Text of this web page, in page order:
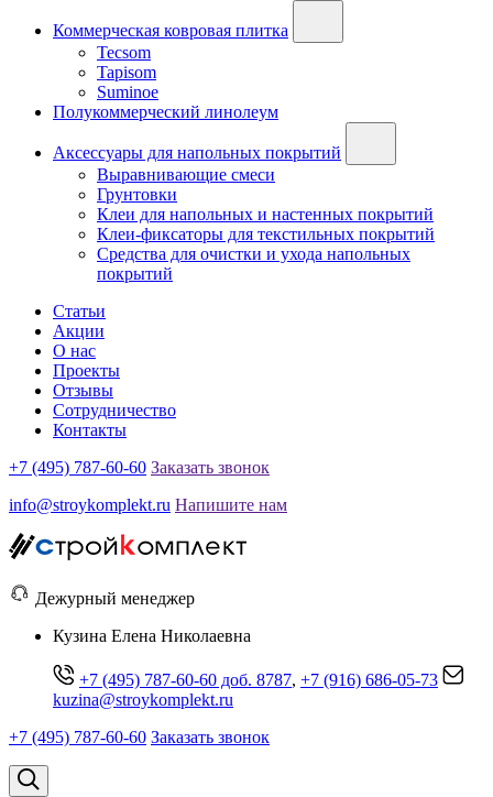
Коммерческая ковровая плитка
Tecsom
Tapisom
Suminoe
Полукоммерческий линолеум
Аксессуары для напольных покрытий
Выравнивающие смеси
Грунтовки
Клеи для напольных и настенных покрытий
Клеи-фиксаторы для текстильных покрытий
Средства для очистки и ухода напольных
покрытий
Статьи
Акции
О нас
Проекты
Отзывы
Сотрудничество
Контакты
+7 (495) 787-60-60 Заказать звонок
info@stroykomplekt.ru Напишите нам
Дежурный менеджер
Кузина Елена Николаевна
+7 (495) 787-60-60 доб. 8787, +7 (916) 686-05-73
kuzina@stroykomplekt.ru
+7 (495) 787-60-60 Заказать звонок